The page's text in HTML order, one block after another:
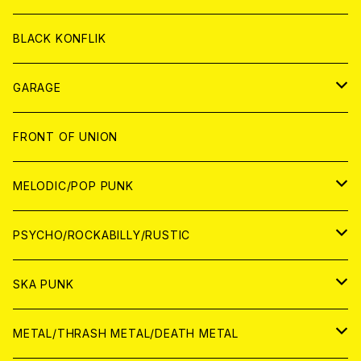
ANALOG
ANALOG
CD
ANALOG
BLACK KONFLIK
GARAGE
JAPAN
アナログ
CD
WORLD
アナログ
CD
FRONT OF UNION
MELODIC/POP PUNK
JAPAN
CD
ANALOG
WORLD
CD
PSYCHO/ROCKABILLY/RUSTIC
JAPAN
CD
WORLD
SKA PUNK
JAPAN
METAL/THRASH METAL/DEATH METAL